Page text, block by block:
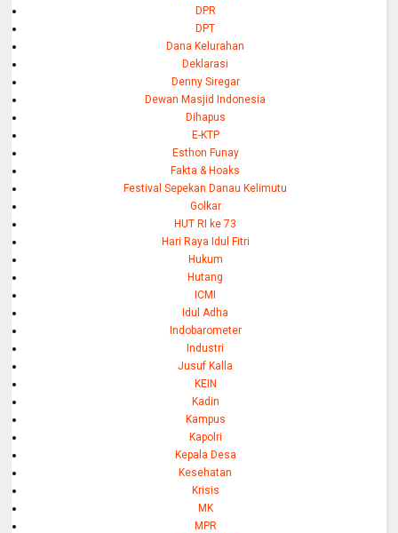
DPR
DPT
Dana Kelurahan
Deklarasi
Denny Siregar
Dewan Masjid Indonesia
Dihapus
E-KTP
Esthon Funay
Fakta & Hoaks
Festival Sepekan Danau Kelimutu
Golkar
HUT RI ke 73
Hari Raya Idul Fitri
Hukum
Hutang
ICMI
Idul Adha
Indobarometer
Industri
Jusuf Kalla
KEIN
Kadin
Kampus
Kapolri
Kepala Desa
Kesehatan
Krisis
MK
MPR